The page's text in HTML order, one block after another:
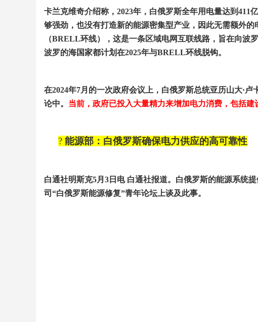
卡兰克维奇介绍称， 2023年，白俄罗斯全年用电量达到411亿
够强劲，也没有打造新的能源密集型产业，因此无需额外
（BRELL环线），这是一条区域电网互联线路，旨在向波
波罗的海国家都计划在2025年与BRELL环线脱钩。
在2024年7月的一次政府会议上，白俄罗斯总统亚历山大·卢
论中。 当前，政府已投入大量精力来增加电力消费，包括建
? 能源部：白俄罗斯确保电力供应的高可靠性
白通社明斯克5月 3日电 白通社报道。白俄罗斯的能源系统
司 “白俄罗斯能源修复”青年论坛上谈及此事。